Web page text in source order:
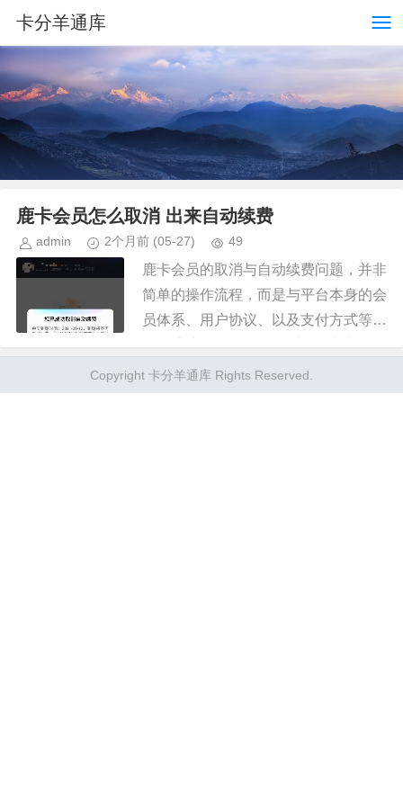
卡分羊通库
鹿卡会员怎么取消 出来自动续费
admin 2个月前 (05-27) 49
鹿卡会员的取消与自动续费问题，并非
简单的操作流程，而是与平台本身的会
员体系、用户协议、以及支付方式等多
“鹿头”会员体系）的设置旨在通过鼓励
用户持续付费，从而维持平台的运...
Copyright 卡分羊通库 Rights Reserved.